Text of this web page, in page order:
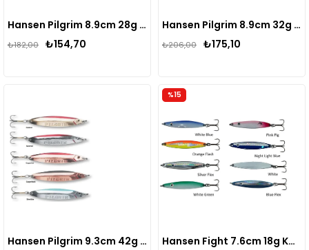
Hansen Pilgrim 8.9cm 28g Kaşık
₺154,70
₺182,00
Hansen Pilgrim 8.9cm 32g Kaşık
₺175,10
₺206,00
Hansen Pilgrim 9.3cm 42g Kaşık
Hansen Fight 7.6cm 18g Kaşık
%15